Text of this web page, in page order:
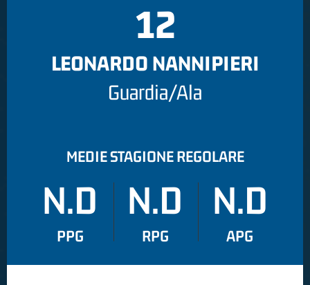
12
LEONARDO NANNIPIERI
Guardia/Ala
MEDIE STAGIONE REGOLARE
N.D
PPG
N.D
RPG
N.D
APG